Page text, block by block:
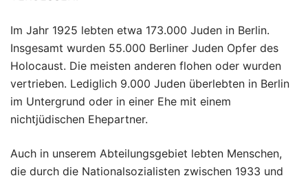
Im Jahr 1925 lebten etwa 173.000 Juden in Berlin.
Insgesamt wurden 55.000 Berliner Juden Opfer des
Holocaust. Die meisten anderen flohen oder wurden
vertrieben. Lediglich 9.000 Juden überlebten in Berlin
im Untergrund oder in einer Ehe mit einem
nichtjüdischen Ehepartner.
Auch in unserem Abteilungsgebiet lebten Menschen,
die durch die Nationalsozialisten zwischen 1933 und